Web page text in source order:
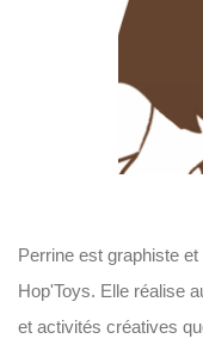
Perrine est graphiste
Hop'Toys. Elle réalise
et activités créatives